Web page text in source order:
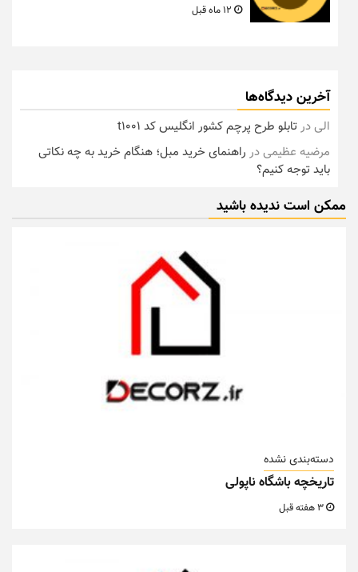
آخرین دیدگاه‌ها
الیدرتابلو طرح پرچم کشور انگلیس کد t1001
مرضیه عظیمیدر راهنمای خرید مبل؛ هنگام خرید به چه نکاتی
باید توجه کنیم؟
ممکن است ندیده باشید
دسته‌بندی نشده
تاریخچه باشگاه ناپولی